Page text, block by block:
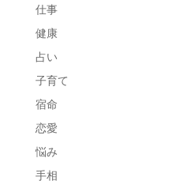
仕事
健康
占い
子育て
宿命
恋愛
悩み
手相